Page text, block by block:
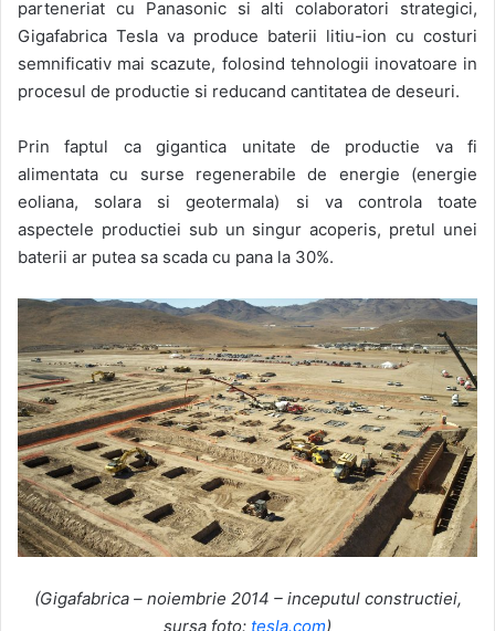
parteneriat cu Panasonic si alti colaboratori strategici,
Gigafabrica Tesla va produce baterii litiu-ion cu costuri
semnificativ mai scazute, folosind tehnologii inovatoare in
procesul de productie si reducand cantitatea de deseuri.
Prin faptul ca gigantica unitate de productie va fi
alimentata cu surse regenerabile de energie (energie
eoliana, solara si geotermala) si va controla toate
aspectele productiei sub un singur acoperis, pretul unei
baterii ar putea sa scada cu pana la 30%.
(Gigafabrica – noiembrie 2014 – inceputul constructiei,
sursa foto: tesla.com)